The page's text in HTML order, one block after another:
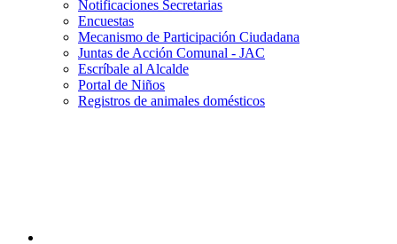
Notificaciones Secretarias
Encuestas
Mecanismo de Participación Ciudadana
Juntas de Acción Comunal - JAC
Escríbale al Alcalde
Portal de Niños
Registros de animales domésticos